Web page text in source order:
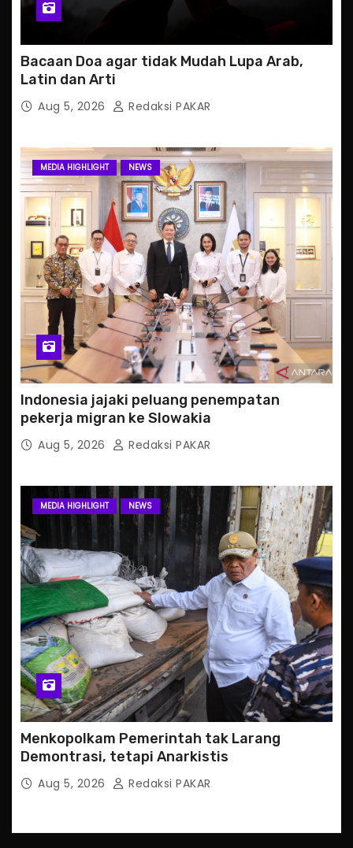
Bacaan Doa agar tidak Mudah Lupa Arab,
Latin dan Arti
Aug 5, 2026 Redaksi PAKAR
MEDIA HIGHLIGHT NEWS
Indonesia jajaki peluang penempatan
pekerja migran ke Slowakia
Aug 5, 2026 Redaksi PAKAR
MEDIA HIGHLIGHT NEWS
Menkopolkam Pemerintah tak Larang
Demontrasi, tetapi Anarkistis
Aug 5, 2026 Redaksi PAKAR